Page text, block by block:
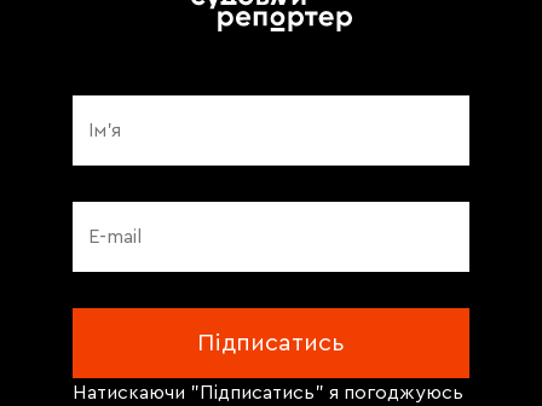
Натискаючи "Підписатись" я погоджуюсь